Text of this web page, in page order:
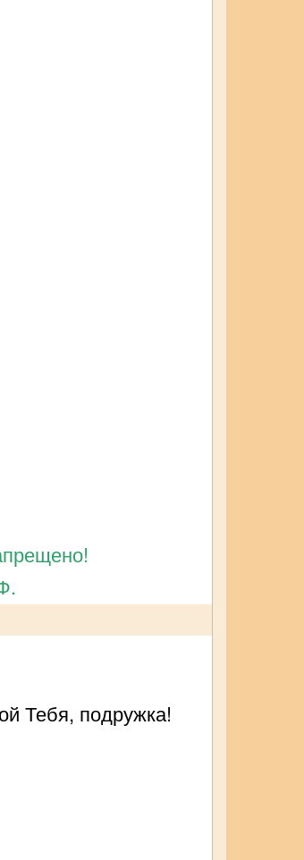
Тебя, подружка!